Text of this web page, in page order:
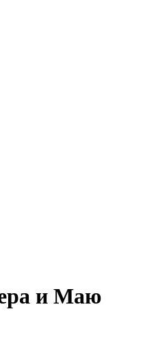
и Маю